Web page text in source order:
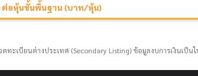
ต่อหุ้นขั้นพื้นฐาน (บาท/หุ้น)
ทะเบียนต่างประเทศ (Secondary Listing) ข้อมูลงบการเงินเป็